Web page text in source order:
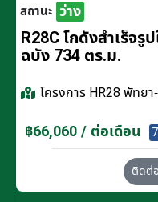
สถานะ ว่าง
R28C โกดังสำเร็จรู
ฉบัง 734 ตร.ม.
โครงการ HR28 พัทย
฿66,060 / ต่อเดือน
ติดต่